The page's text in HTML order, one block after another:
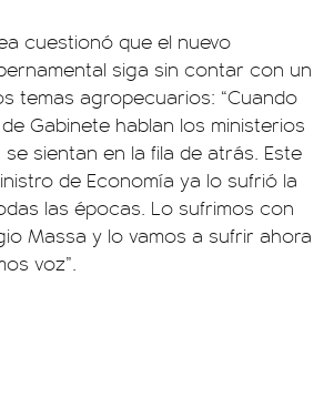
cuestionó que el nuevo
siga sin contar con un
temas agropecuarios: “Cuando
Gabinete hablan los ministerios
sientan en la fila de atrás. Este
de Economía ya lo sufrió la
las épocas. Lo sufrimos con
Massa y lo vamos a sufrir ahora
voz”.